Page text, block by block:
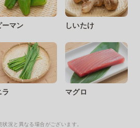
ーマン しいたけ
ラ マグロ
況と異なる場合がございます。